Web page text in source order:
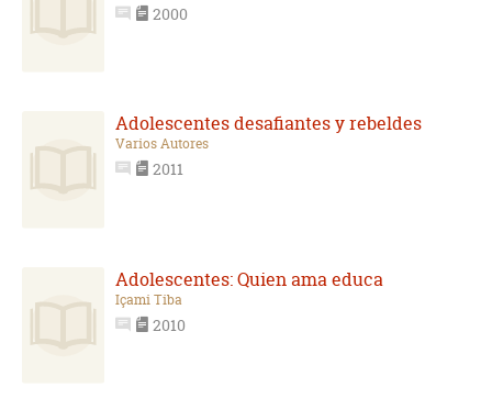
2000
Adolescentes desafiantes y rebeldes
Varios Autores
2011
Adolescentes: Quien ama educa
Içami Tiba
2010